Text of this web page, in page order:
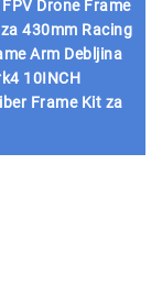
Drone Frame
430mm Racing
Arm Debljina
10INCH
Frame Kit za